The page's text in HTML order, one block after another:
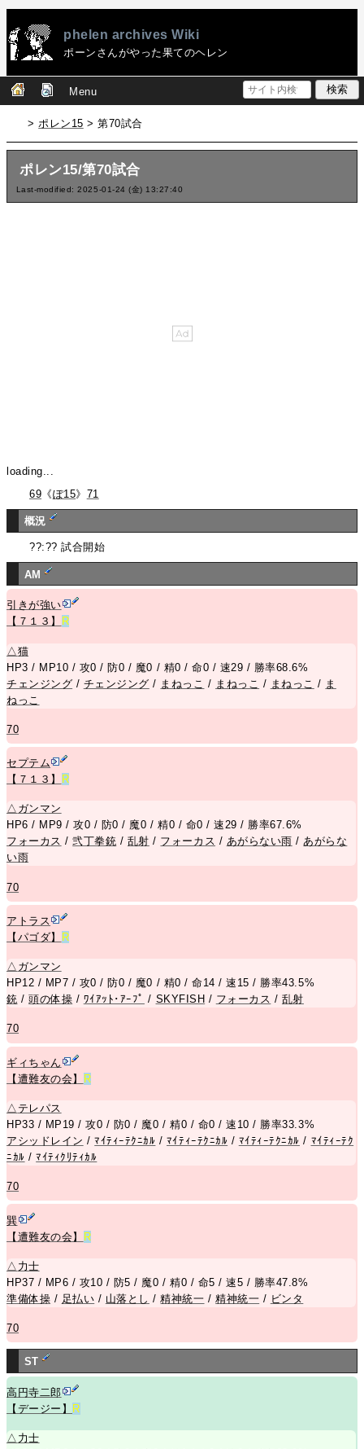
phelen archives Wiki
ポーンさんがやった果てのヘレン
Menu
>ポレン15 > 第70試合
ポレン15/第70試合
Last-modified: 2025-01-24 (金) 13:27:40
loading...
69 《ぽ15》 71
概況
??:?? 試合開始
AM
引きが強い
【７１３】
R
△ 猫
HP3 / MP10 / 攻0 / 防0 / 魔0 / 精0 / 命0 / 速29 / 勝率68.6%
チェンジング / チェンジング / まねっこ / まねっこ / まねっこ / ま
ねっこ
70
セプテム
【７１３】
R
△ ガンマン
HP6 / MP9 / 攻0 / 防0 / 魔0 / 精0 / 命0 / 速29 / 勝率67.6%
フォーカス /弐丁拳銃 / 乱射 / フォーカス / あがらない雨 /あがらな
い雨
70
アトラス
【パゴダ】
R
△ ガンマン
HP12 / MP7 / 攻0 / 防0 / 魔0 / 精0 / 命14 / 速15 / 勝率43.5%
銃 /頭の体操 / ﾜｲｱｯﾄ･ｱｰﾌﾟ / SKYFISH / フォーカス / 乱射
70
ギィちゃん
【遭難友の会】
R
△ テレパス
HP33 / MP19 / 攻0 / 防0 / 魔0 / 精0 / 命0 / 速10 / 勝率33.3%
アシッドレイン /ﾏｲﾃｨｰﾃｸﾆｶﾙ / ﾏｲﾃｨｰﾃｸﾆｶﾙ / ﾏｲﾃｨｰﾃｸﾆｶﾙ / ﾏｲﾃｨｰﾃｸ
ﾆｶﾙ /ﾏｲﾃｨｸﾘﾃｨｶﾙ
70
巽
【遭難友の会】
R
△ 力士
HP37 / MP6 / 攻10 / 防5 / 魔0 / 精0 / 命5 / 速5 / 勝率47.8%
準備体操 / 足払い / 山落とし /精神統一 /精神統一 / ビンタ
70
ST
高円寺二郎
【デージー】
R
△ 力士